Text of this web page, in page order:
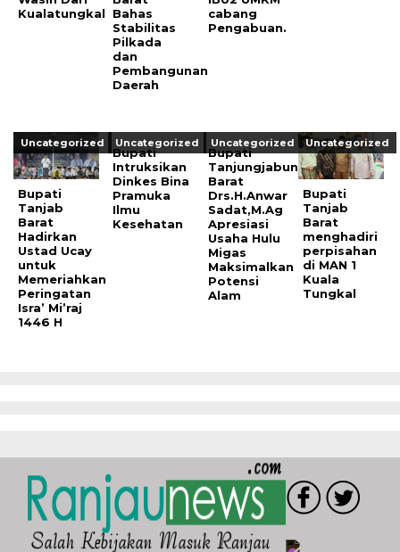
Kualatungkal
Bahas
Stabilitas
Pilkada
dan
Pembangunan
Daerah
cabang
Pengabuan.
Uncategorized
Bupati
Tanjab
Barat
Hadirkan
Ustad Ucay
untuk
Memeriahkan
Peringatan
Isra’ Mi’raj
1446 H
Uncategorized
Bupati
Intruksikan
Dinkes Bina
Pramuka
Ilmu
Kesehatan
Uncategorized
Bupati
Tanjungjabung
Barat
Drs.H.Anwar
Sadat,M.Ag
Apresiasi
Usaha Hulu
Migas
Maksimalkan
Potensi
Alam
Uncategorized
Bupati
Tanjab
Barat
menghadiri
perpisahan
di MAN 1
Kuala
Tungkal